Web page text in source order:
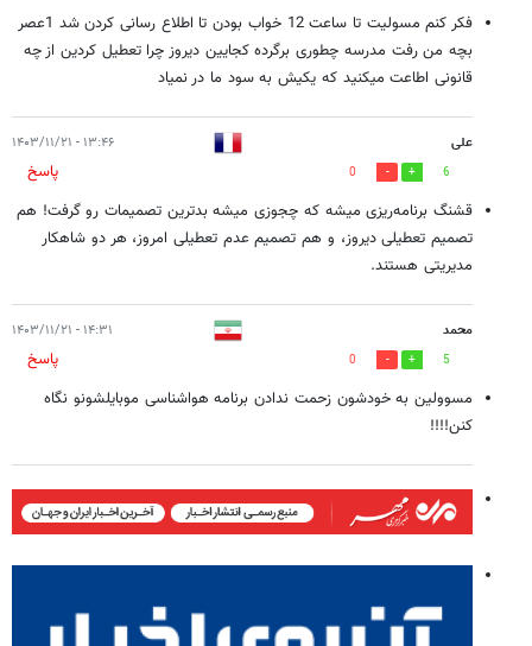
فکر کنم مسولیت تا ساعت 12 خواب بودن تا اطلاع رسانی کردن شد 1عصر
بچه‌ من رفت مدرسه چطوری برگرده کجایین دیروز چرا تعطیل کردین از چه
قانونی اطاعت میکنید که یکیش به سود ما در نمیاد
علی ۱۳:۴۶ - ۱۴۰۳/۱۱/۲۱
6
0
پاسخ
قشنگ برنامه‌ریزی میشه که چجوزی میشه بدترین تصمیمات رو گرفت! هم
تصمیم تعطیلی دیروز، و هم تصمیم عدم تعطیلی امروز، هر دو شاهکار
مدیریتی هستند.
محمد ۱۴:۳۱ - ۱۴۰۳/۱۱/۲۱
5
0
پاسخ
مسوولین به خودشون زحمت ندادن برنامه هواشناسی موبایلشونو نگاه
کنن!!!!